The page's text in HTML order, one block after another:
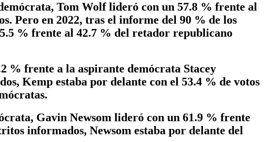
Tom Wolf lideró con un 57.8 % frente al
Pero en 2022, tras el informe del 90 % de los
% frente al 42.7 % del retador republicano
% frente a la aspirante demócrata Stacey
Kemp estaba por delante con el 53.4 % de votos
Gavin Newsom lideró con un 61.9 % frente
informados, Newsom estaba por delante del